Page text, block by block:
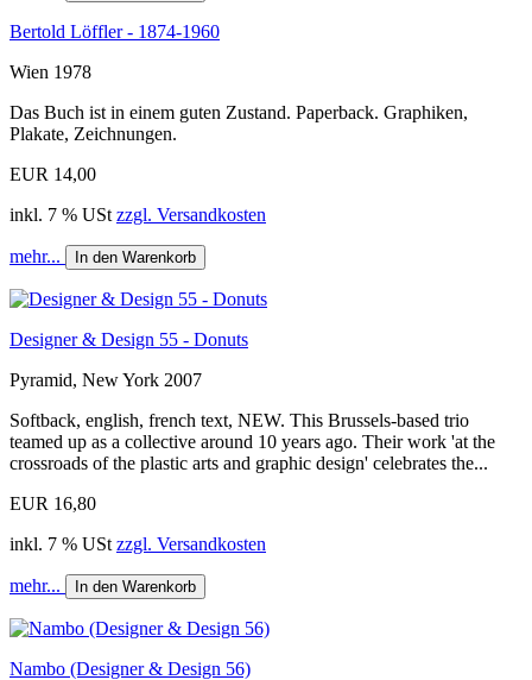
Bertold Löffler - 1874-1960
Wien 1978
Das Buch ist in einem guten Zustand. Paperback. Graphiken,
Plakate, Zeichnungen.
EUR 14,00
inkl. 7 % USt zzgl. Versandkosten
mehr... In den Warenkorb
Designer & Design 55 - Donuts
Pyramid, New York 2007
Softback, english, french text, NEW. This Brussels-based trio
teamed up as a collective around 10 years ago. Their work 'at the
crossroads of the plastic arts and graphic design' celebrates the...
EUR 16,80
inkl. 7 % USt zzgl. Versandkosten
mehr... In den Warenkorb
Nambo (Designer & Design 56)